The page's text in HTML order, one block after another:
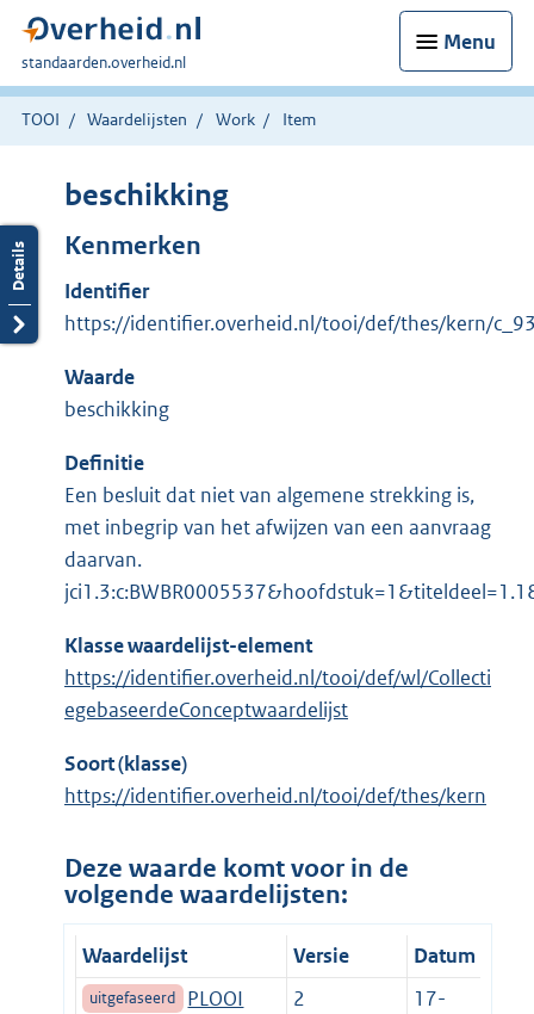
Menu
U
bent
hier:
standaarden.overheid.nl
TOOI Waardelijsten Work Item
beschikking
Kenmerken
Identifier
https://identifier.overheid.nl/tooi/def/thes/kern/
Waarde
beschikking
Definitie
Een besluit dat niet van algemene strekking is,
met inbegrip van het afwijzen van een aanvraag
daarvan.
Klasse waardelijst-element
https://identifier.overheid.nl/tooi/def/wl/Collecti
egebaseerdeConceptwaardelijst
Soort (klasse)
https://identifier.overheid.nl/tooi/def/thes/kern
Deze waarde komt voor in de
volgende waardelijsten:
Waardelijst Versie Datum
uitgefaseerd
PLOOI
2
17-